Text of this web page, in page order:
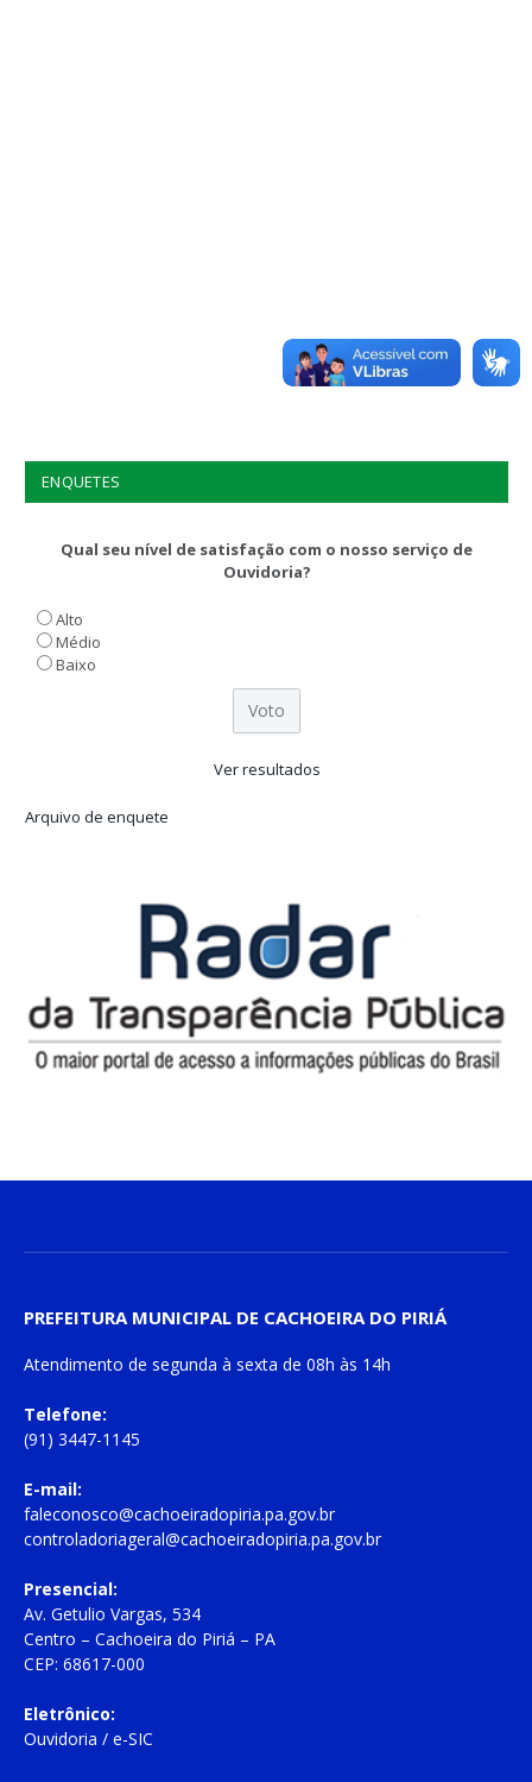
ENQUETES
Qual seu nível de satisfação com o nosso serviço de
Ouvidoria?
Alto
Médio
Baixo
Ver resultados
Arquivo de enquete
PREFEITURA MUNICIPAL DE CACHOEIRA DO PIRIÁ
Atendimento de segunda à sexta de 08h às 14h
Telefone:
(91) 3447-1145
E-mail:
faleconosco@cachoeiradopiria.pa.gov.br
controladoriageral@cachoeiradopiria.pa.gov.br
Presencial:
Av. Getulio Vargas, 534
Centro – Cachoeira do Piriá – PA
CEP: 68617-000
Eletrônico:
Ouvidoria / e-SIC